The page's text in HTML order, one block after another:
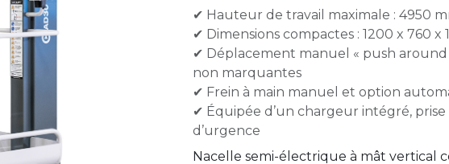
✔ Hauteur de travail maximale : 4950
✔ Dimensions compactes : 1200 x 760 x
✔ Déplacement manuel « push
non marquantes
✔ Frein à main manuel et option
✔ Équipée d’un chargeur intégré,
d’urgence
Nacelle semi-électrique à mât vertical